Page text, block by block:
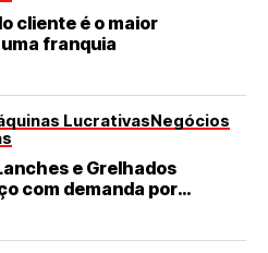
cliente é o maior
franquia
LucrativasNegócios
e Grelhados
com demanda por
e de qualidade